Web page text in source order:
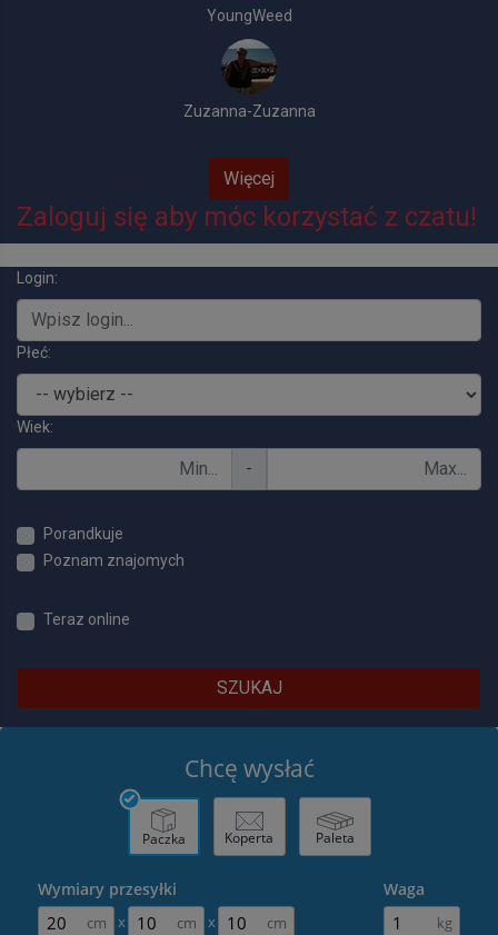
YoungWeed
Zuzanna-Zuzanna
Więcej
Zaloguj się aby móc korzystać z czatu!
Login:
Płeć:
Wiek:
-
Porandkuje
Poznam znajomych
Teraz online
SZUKAJ
Chcę wysłać
Paczka Koperta Paleta
Wymiary przesyłki
x x
Waga